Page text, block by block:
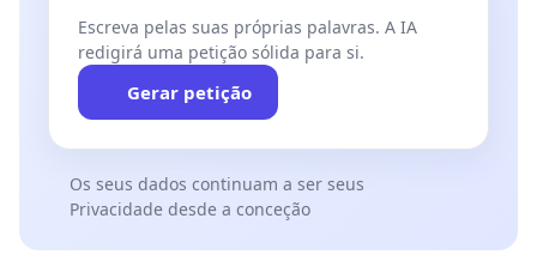
Escreva pelas suas próprias palavras. A IA
redigirá uma petição sólida para si.
Gerar petição
Os seus dados continuam a ser seus
Privacidade desde a conceção